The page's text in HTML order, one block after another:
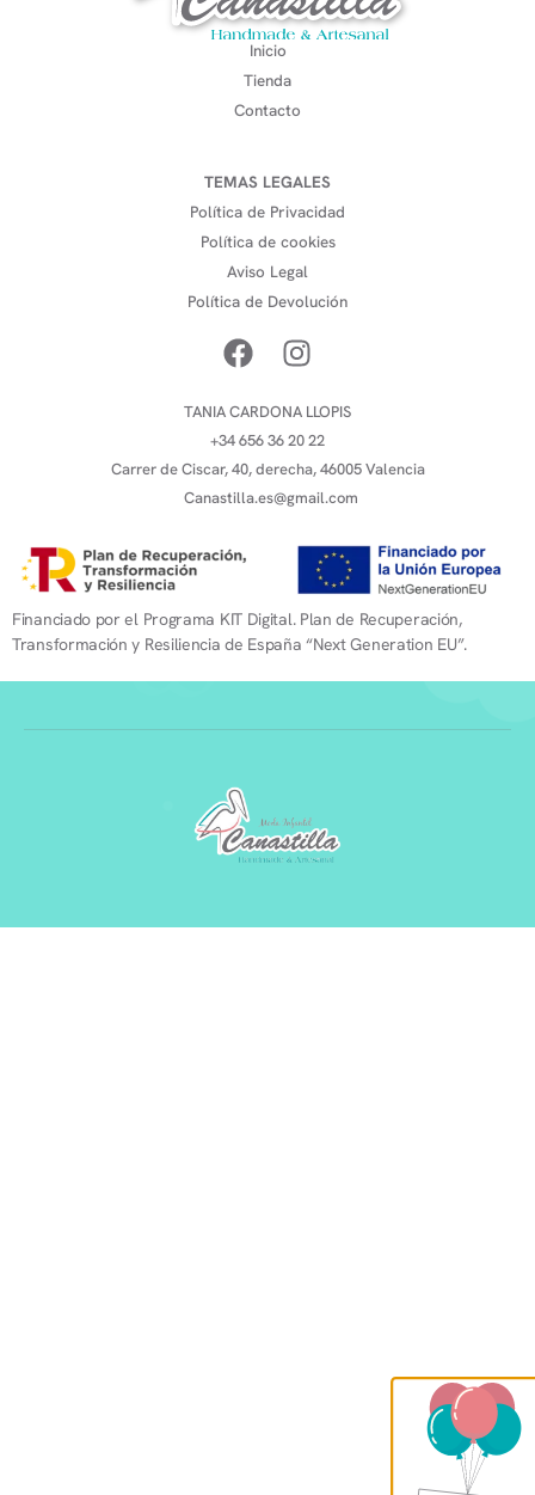
Inicio
Tienda
Contacto
TEMAS LEGALES
Política de Privacidad
Política de cookies
Aviso Legal
Política de Devolución
TANIA CARDONA LLOPIS
+34 656 36 20 22
Carrer de Ciscar, 40, derecha, 46005 Valencia
Canastilla.es@gmail.com
Financiado por el Programa KIT Digital. Plan de Recuperación,
Transformación y Resiliencia de España “Next Generation EU”.